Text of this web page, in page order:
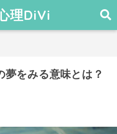
理DiVi
夢をみる意味とは？